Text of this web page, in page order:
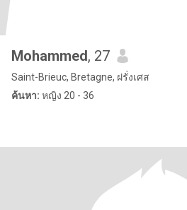
Mohammed, 27
Saint-Brieuc, Bretagne, ฝรั่งเศส
ค้นหา: หญิง 20 - 36